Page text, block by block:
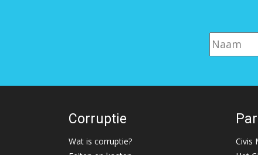
Corruptie
Wat is corruptie?
Civis